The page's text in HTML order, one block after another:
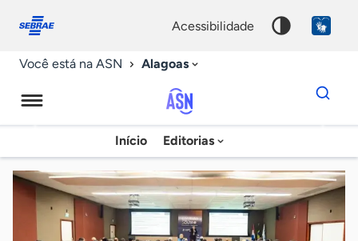
conosco
acessibilidade
Você está na ASN Alagoas
Agência
Sebrae
de
Notícias
Início Editorias
Dados
para
chave